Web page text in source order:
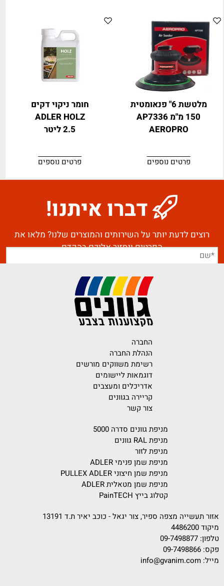
מלטשת 6" פנאומטית
150 מ"מ AP7336
AEROPRO
פרטים נוספים
חומר ניקוי דקים
ADLER HOLZ
2.5 ליטר
פרטים נוספים
דברו איתנו!
רוצים לדעת יותר על השירותים והמוצרים שלנו? מלאו את
הפרטים ונחזור אליכם בהקדם
החברה
הנהלת החברה
רשימת משווקים מורשים
דוגמאות ליישומים
אדריכלים ומעצבים
קריירה בגוונים
צור קשר
מניפת גוונים סדרה 5000
מניפת RAL גוונים
מניפת לזור
מניפת שמן פנימי ADLER
מניפת שמן חיצוני PULLEX ADLER
מניפת שמן מטאלית ADLER
קטלוג בייץ PainTECH
אזור תעשייה מצפה ספיר, צור יגאל - כוכב יאיר ת.ד 13191
מיקוד 4486200
טלפון: 09-7498877
פקס: 09-7498866
מייל: info@gvanim.com